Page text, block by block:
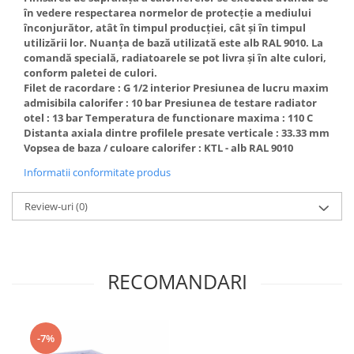
Incalzire clasica in pardoseala
Teava incalzire pardoseala
PLACA NUTURI/TACKER
Grupuri de pompare si amestec
Distribuitoare
Cutii distribuitor
Automatizare
Banda perimetrala
Accesorii
Aditiv Sapa
Pachete incalzire in pardoseala
Panouri fotovoltaice
Panouri fotovoltaice
Produse Amenajare Baie
în vedere respectarea normelor de protecţie a mediului
înconjurător, atât în timpul producţiei, cât şi în timpul
utilizării lor. Nuanţa de bază utilizată este alb RAL 9010. La
comandă specială, radiatoarele se pot livra şi în alte culori,
conform paletei de culori.
Filet de racordare : G 1/2 interior Presiunea de lucru maxim
admisibila calorifer : 10 bar Presiunea de testare radiator
otel : 13 bar Temperatura de functionare maxima : 110 C
Distanta axiala dintre profilele presate verticale : 33.33 mm
Vopsea de baza / culoare calorifer : KTL - alb RAL 9010
Informatii conformitate produs
Review-uri(0)
RECOMANDARI
-7%